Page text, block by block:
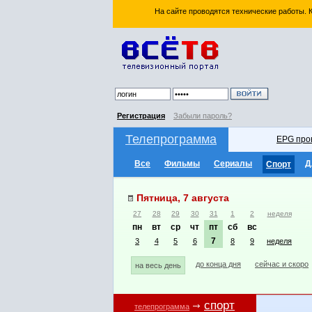
На сайте проводятся технические
Регистрация Забыли пароль?
Телепрограмма EPG
Все Фильмы Сериалы Спорт
Пятница, 7 августа
27 28 29 30 31 1 2 неделя
пн вт ср чт пт сб вс
3 4 5 6 7 8 9 неделя
на весь день до конца дня сейчас и скоро
телепрограмма спорт